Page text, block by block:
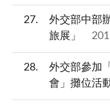
27
外交部中部
旅展」
28
外交部參加
會」攤位活